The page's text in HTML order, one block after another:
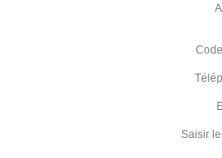
Saisir